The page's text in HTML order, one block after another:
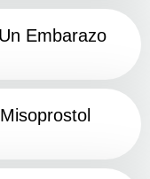
Embarazo